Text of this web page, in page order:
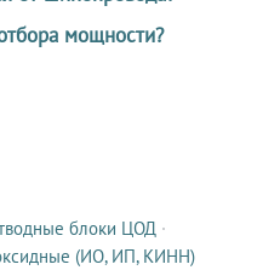
мощности?
блоки ЦОД ·
(ИО, ИП, КИНН)